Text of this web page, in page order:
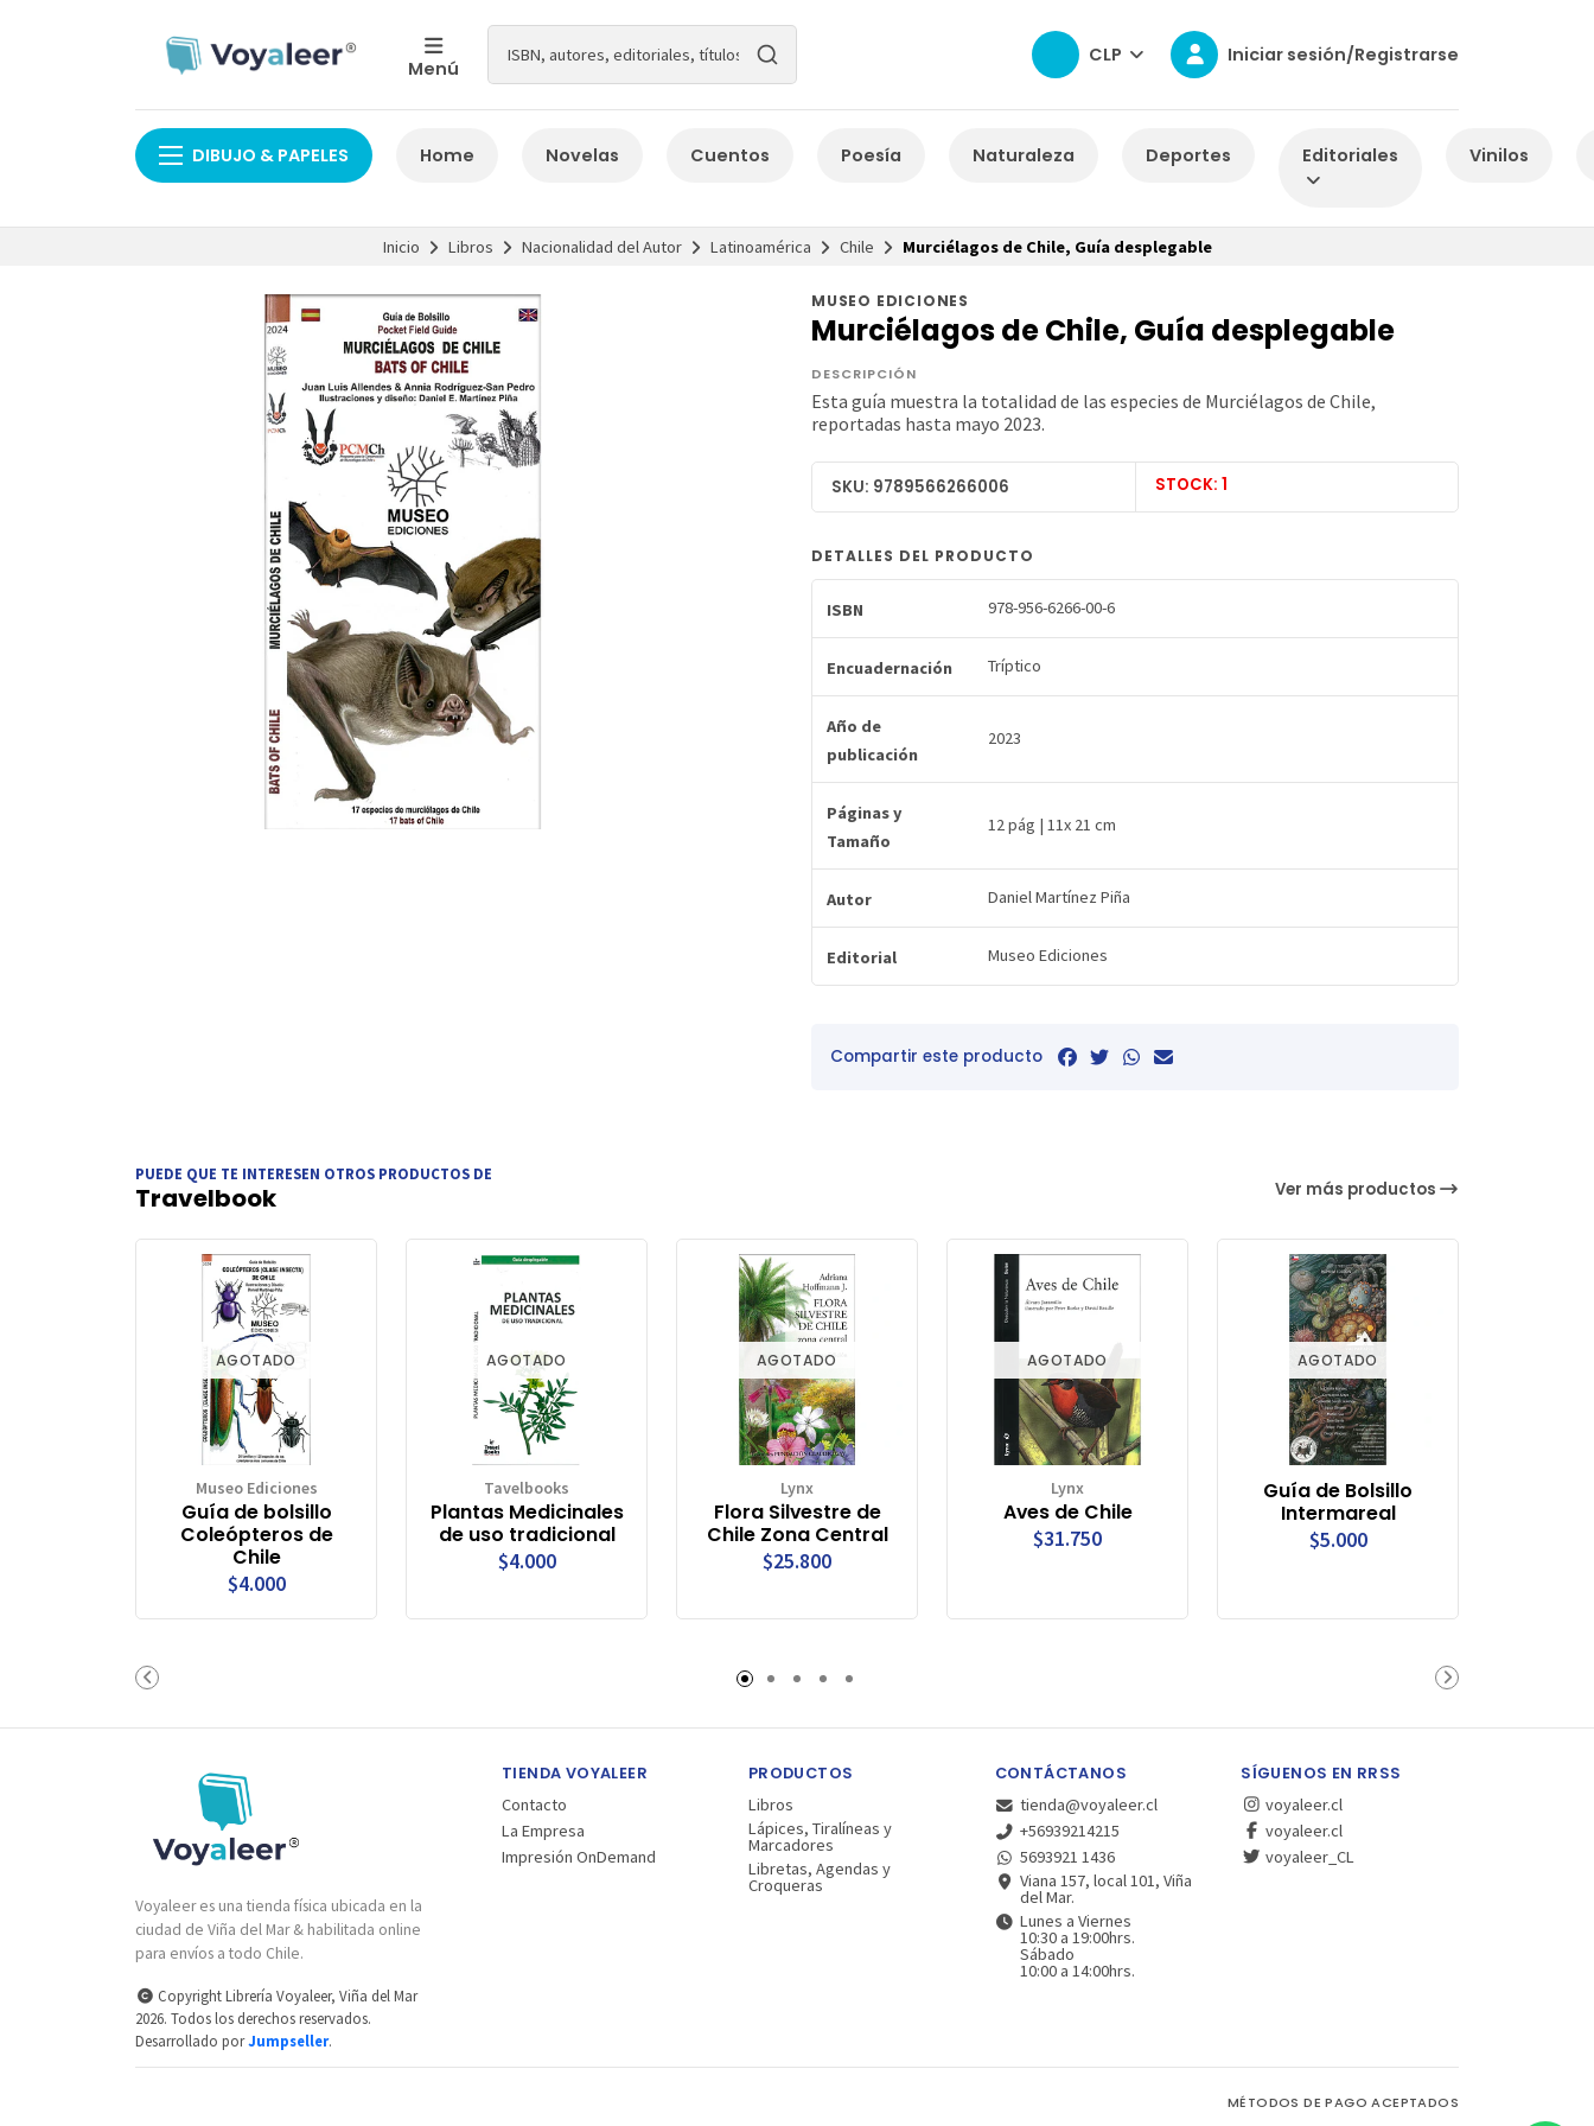
Menú
CLP Iniciar sesión/Registrarse
DIBUJO & PAPELES Home Novelas Cuentos Poesía Naturaleza Deportes Editoriales Vinilos
Inicio Libros Nacionalidad del Autor Latinoamérica Chile Murciélagos de Chile, Guía desplegable
MUSEO EDICIONES
Murciélagos de Chile, Guía desplegable
DESCRIPCIÓN
Esta guía muestra la totalidad de las especies de Murciélagos de Chile,
reportadas hasta mayo 2023.
SKU: 9789566266006 STOCK: 1
DETALLES DEL PRODUCTO
ISBN 978-956-6266-00-6
Encuadernación Tríptico
Año de
publicación
2023
Páginas y
Tamaño
12 pág | 11x 21 cm
Autor Daniel Martínez Piña
Editorial Museo Ediciones
Compartir este producto
PUEDE QUE TE INTERESEN OTROS PRODUCTOS DE
Travelbook Ver más productos
AGOTADO
Museo Ediciones
Guía de bolsillo
Coleópteros de
Chile
$4.000
AGOTADO
Tavelbooks
Plantas Medicinales
de uso tradicional
$4.000
AGOTADO
Lynx
Flora Silvestre de
Chile Zona Central
$25.800
AGOTADO
Lynx
Aves de Chile
$31.750
AGOTADO
Guía de Bolsillo
Intermareal
$5.000
Voyaleer es una tienda física ubicada en la
ciudad de Viña del Mar & habilitada online
para envíos a todo Chile.
Copyright Librería Voyaleer, Viña del Mar
2026. Todos los derechos reservados.
Desarrollado porJumpseller.
TIENDA VOYALEER
Contacto
La Empresa
Impresión OnDemand
PRODUCTOS
Libros
Lápices, Tiralíneas y
Marcadores
Libretas, Agendas y
Croqueras
CONTÁCTANOS
tienda@voyaleer.cl
+56939214215
5693921 1436
Viana 157, local 101, Viña
del Mar.
Lunes a Viernes
10:30 a 19:00hrs.
Sábado
10:00 a 14:00hrs.
SÍGUENOS EN RRSS
voyaleer.cl
voyaleer.cl
voyaleer_CL
MÉTODOS DE PAGO ACEPTADOS